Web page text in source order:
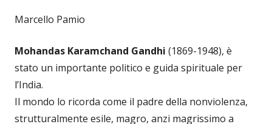
Marcello Pamio
Mohandas Karamchand Gandhi (1869-1948), è
stato un importante politico e guida spirituale per
l’India.
Il mondo lo ricorda come il padre della nonviolenza,
strutturalmente esile, magro, anzi magrissimo a